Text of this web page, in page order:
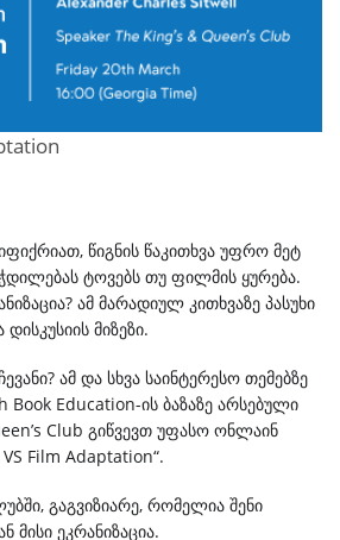
, წიგნის წაკითხვა უფრო მეტ
ტოვებს თუ ფილმის ყურება.
? ამ მარადიულ კითხვაზე პასუხი
დისკუსიის მიზეზი.
? ამ და სხვა საინტერესო თემებზე
Book Education-ის ბაზაზე არსებული
Club გიწვევთ უფასო ონლაინ
VS Film Adaptation“.
, გაგვიზიარე, რომელია შენი
მისი ეკრანიზაცია.